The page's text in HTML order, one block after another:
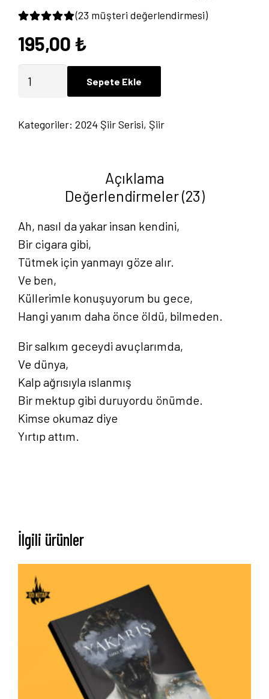
23
müşteri puanına dayanarak 5 üzerinden
(23 müşteri değerlendirmesi)
195,00 ₺
Lekesi
Ravza
Sepete Ekle
Kategoriler: 2024 Şiir Serisi, Şiir
Açıklama
Değerlendirmeler (23)
Ah, nasıl da yakar insan kendini,
Bir cigara gibi,
Tütmek için yanmayı göze alır.
Ve ben,
Küllerimle konuşuyorum bu gece,
Hangi yanım daha önce öldü, bilmeden.
Bir salkım geceydi avuçlarımda,
Ve dünya,
Kalp ağrısıyla ıslanmış
Bir mektup gibi duruyordu önümde.
Kimse okumaz diye
Yırtıp attım.
İlgili ürünler